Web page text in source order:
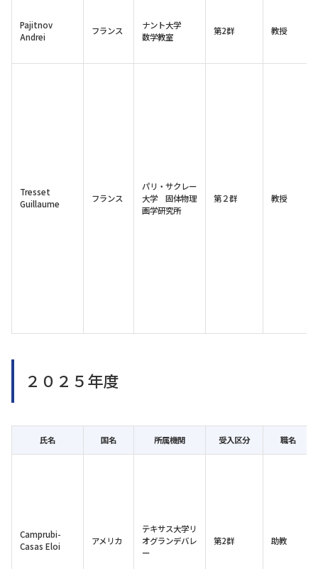
Pajitnov
Andrei
フランス
ナント大学
数学教室
第2群 教授
Tresset
Guillaume
フランス
パリ・サクレー
大学 固体物理
画学研究所
第２群 教授
２０２５年度
氏名 国名 所属機関 受入区分 職名
Camprubi-
Casas Eloi
アメリカ
テキサス大学リ
オグランデバレ
ー
第2群 助教